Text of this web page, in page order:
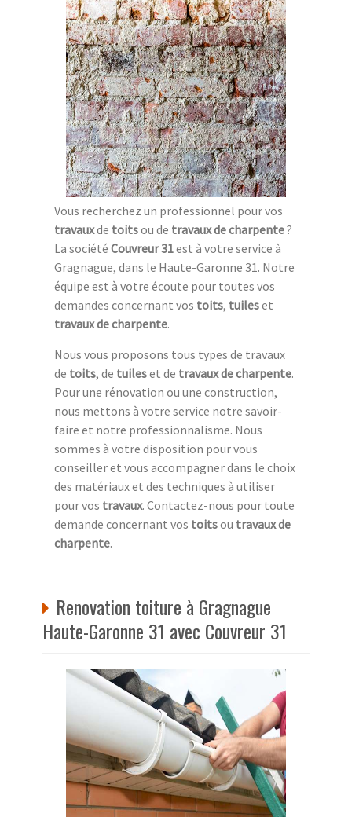
Vous recherchez un professionnel pour vos
travauxde toitsou de travaux de charpente?
La société Couvreur 31est à votre service à
Gragnague, dans le Haute-Garonne 31. Notre
équipe est à votre écoute pour toutes vos
demandes concernant vos toits, tuileset
travaux de charpente.
Nous vous proposons tous types de travaux
de toits, de tuileset de travaux de charpente.
Pour une rénovation ou une construction,
nous mettons à votre service notre savoir-
faire et notre professionnalisme. Nous
sommes à votre disposition pour vous
conseiller et vous accompagner dans le choix
des matériaux et des techniques à utiliser
pour vos travaux. Contactez-nous pour toute
demande concernant vos toitsou travaux de
charpente.
Renovation toiture à Gragnague
Haute-Garonne 31 avec Couvreur 31